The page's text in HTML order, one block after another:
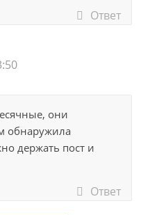
Ответ
они
обнаружила
держать пост и
Ответ